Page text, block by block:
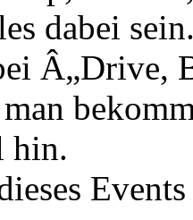
dabei
Â„Drive,
hin.